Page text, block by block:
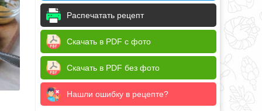
Распечатать рецепт
Скачать в PDF с фото
Скачать в PDF без фото
Нашли ошибку в рецепте?